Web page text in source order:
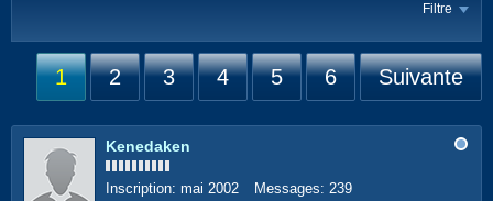
Filtre
1 2 3 4 5 6 Suivante
Kenedaken
Inscription: mai 2002 Messages: 239